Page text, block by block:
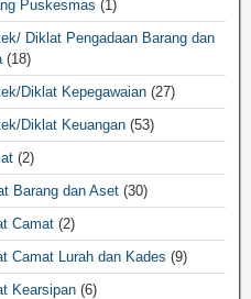
Puskesmas (1)
Diklat Pengadaan Barang dan
(18)
Diklat Kepegawaian (27)
Diklat Keuangan (53)
(2)
Barang dan Aset (30)
Camat (2)
Camat Lurah dan Kades (9)
Kearsipan (6)